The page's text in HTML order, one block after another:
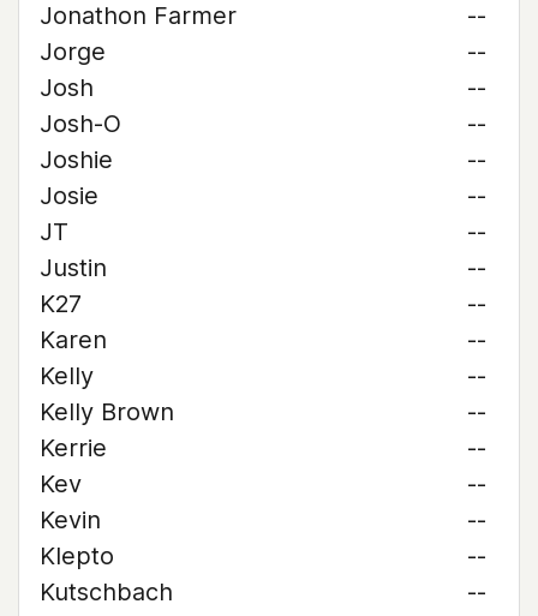
Jonathon Farmer
--
Jorge
--
Josh
--
Josh-O
--
Joshie
--
Josie
--
JT
--
Justin
--
K27
--
Karen
--
Kelly
--
Kelly Brown
--
Kerrie
--
Kev
--
Kevin
--
Klepto
--
Kutschbach
--